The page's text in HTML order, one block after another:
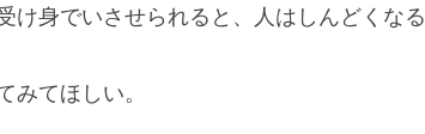
け身でいさせられると、人はしんどくなる
みてほしい。